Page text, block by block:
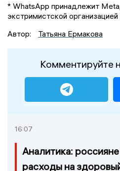
* WhatsApp принадлежит
экстримистской
Автор:
Татьяна Ермакова
Комментируйте
16:07
Аналитика:
расходы на